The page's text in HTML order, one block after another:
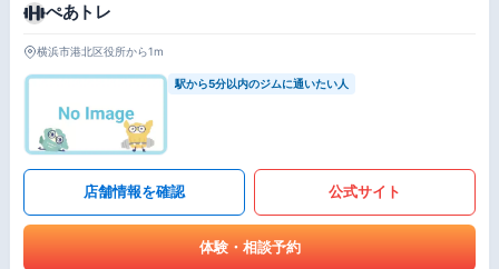
ぺあトレ
横浜市港北区役所から1m
駅から5分以内のジムに通いたい人
店舗情報を確認 公式サイト
体験・相談予約